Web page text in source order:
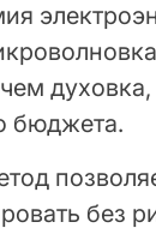
духовка,
бюджета.
без